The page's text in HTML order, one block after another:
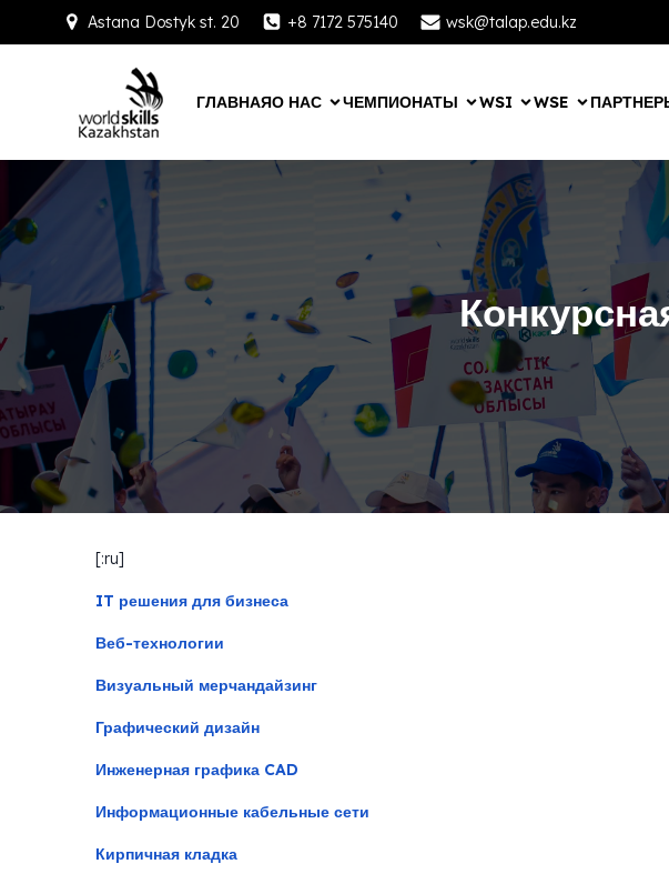
Astana Dostyk st. 20 +8 7172 575140 wsk@talap.edu.kz
ГЛАВНАЯО НАС ЧЕМПИОНАТЫ WSI WSE
[:ru]
IT решения для бизнеса
Веб-технологии
Визуальный мерчандайзинг
Графический дизайн
Инженерная графика CAD
Информационные кабельные сети
Кирпичная кладка